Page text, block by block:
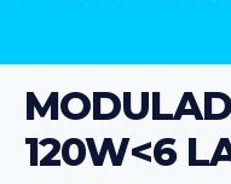
120W<6